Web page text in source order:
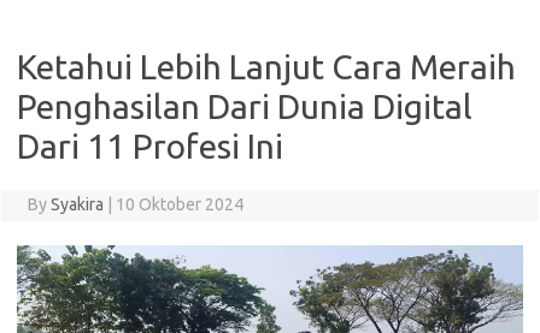
Ketahui Lebih Lanjut Cara Meraih
Penghasilan Dari Dunia Digital
Dari 11 Profesi Ini
BySyakira 10 Oktober 2024